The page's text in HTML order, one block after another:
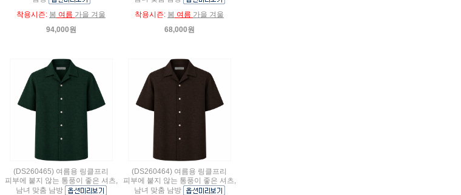
착용시즌: 봄 여름 가을 겨울
94,000원
착용시즌: 봄 여름 가을 겨울
68,000원
(DS260465) 여름용 링클프리
피부에 붙지 않는 통풍이 좋은 셔츠,
남녀 맞춤 남방
(DS260464) 여름용 링클프리
피부에 붙지 않는 통풍이 좋은 셔츠,
남녀 맞춤 남방